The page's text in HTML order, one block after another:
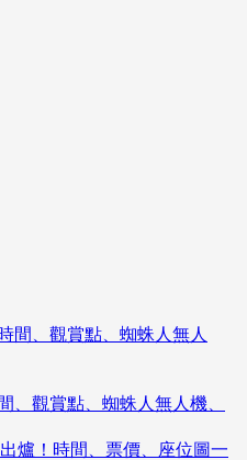
、觀賞點、蜘蛛人無人機、